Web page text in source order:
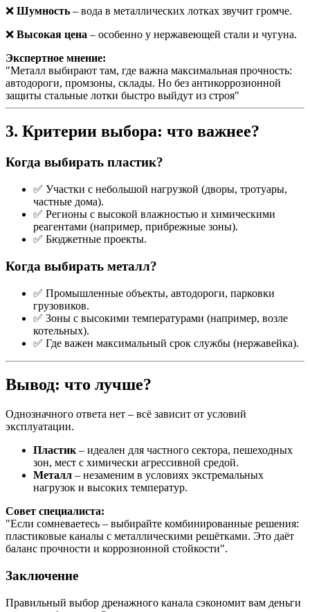
❌ Шумность – вода в металлических лотках звучит громче.
❌ Высокая цена – особенно у нержавеющей стали и чугуна.
Экспертное мнение:
"Металл выбирают там, где важна максимальная прочность:
автодороги, промзоны, склады. Но без антикоррозионной
защиты стальные лотки быстро выйдут из строя"
3. Критерии выбора: что важнее?
Когда выбирать пластик?
✅ Участки с небольшой нагрузкой (дворы, тротуары,
частные дома).
✅ Регионы с высокой влажностью и химическими
реагентами (например, прибрежные зоны).
✅ Бюджетные проекты.
Когда выбирать металл?
✅ Промышленные объекты, автодороги, парковки
грузовиков.
✅ Зоны с высокими температурами (например, возле
котельных).
✅ Где важен максимальный срок службы (нержавейка).
Вывод: что лучше?
Однозначного ответа нет – всё зависит от условий
эксплуатации.
Пластик – идеален для частного сектора, пешеходных
зон, мест с химически агрессивной средой.
Металл – незаменим в условиях экстремальных
нагрузок и высоких температур.
Совет специалиста:
"Если сомневаетесь – выбирайте комбинированные решения:
пластиковые каналы с металлическими решётками. Это даёт
баланс прочности и коррозионной стойкости".
Заключение
Правильный выбор дренажного канала сэкономит вам деньги